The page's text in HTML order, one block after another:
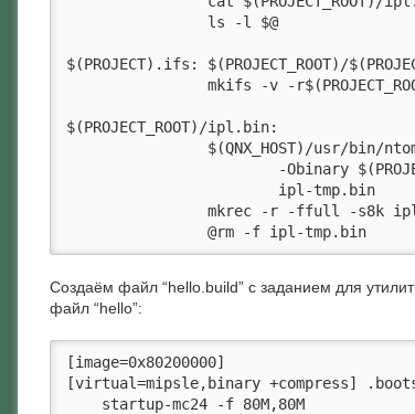
$(PROJECT).ifs:	$(PROJECT_ROOT)/$(PROJECT).build hello
$(PROJECT_ROOT)/ipl.bin:
		@rm -f ipl-tmp.bin
Создаём файл “hello.build” с заданием для
файл “hello”:
[image=0x80200000]
[virtual=mipsle,binary +compress]
    startup-mc24 -f 80M,80M